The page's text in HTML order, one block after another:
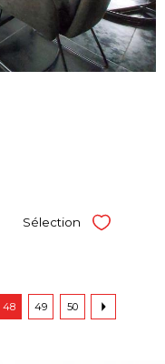
Sélection Sélectionner
48 49 50